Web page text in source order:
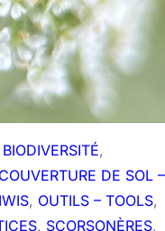
BIODIVERSITÉ
DE SOL –
, OUTILS – TOOLS
, SCORSONÈRES